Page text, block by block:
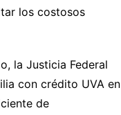
los costosos
la Justicia Federal
con crédito UVA en
de